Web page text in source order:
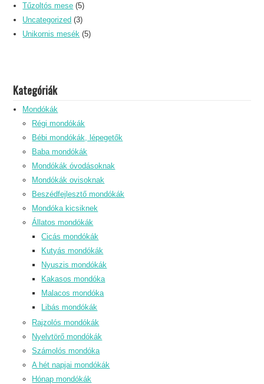
Tűzoltós mese (5)
Uncategorized (3)
Unikornis mesék (5)
Kategóriák
Mondókák
Régi mondókák
Bébi mondókák, lépegetők
Baba mondókák
Mondókák óvodásoknak
Mondókák ovisoknak
Beszédfejlesztő mondókák
Mondóka kicsiknek
Állatos mondókák
Cicás mondókák
Kutyás mondókák
Nyuszis mondókák
Kakasos mondóka
Malacos mondóka
Libás mondókák
Rajzolós mondókák
Nyelvtörő mondókák
Számolós mondóka
A hét napjai mondókák
Hónap mondókák